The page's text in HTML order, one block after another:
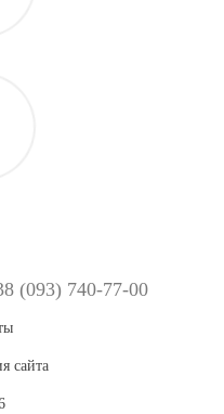
(093) 740-77-00
сайта